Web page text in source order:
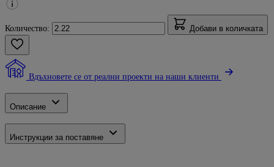
Количество: Добави в количката
Вдъхновете се от реални проекти на наши клиенти
Описание
Инструкции за поставяне